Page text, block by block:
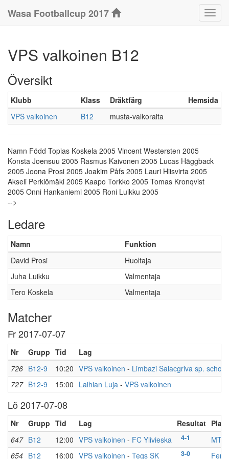
Wasa Footballcup 2017
VPS valkoinen B12
Översikt
Klubb Klass Dräktfärg
Hemsida
VPS valkoinen
B12 musta-valkoraita
Namn Född Topias Koskela 2005 Vincent Westersten 2005
Konsta Joensuu 2005 Rasmus Kaivonen 2005 Lucas Häggback
2005 Joona Prosi 2005 Joakim Påfs 2005 Lauri Hiisvirta 2005
Akseli Perkiömäki 2005 Kaapo Torkko 2005 Tomas Kronqvist
2005 Onni Hankaniemi 2005 Roni Luikku 2005
-->
Ledare
Namn
Funktion
David Prosi
Huoltaja
Juha Luikku
Valmentaja
Tero Koskela
Valmentaja
Matcher
Fr 2017-07-07
Nr Grupp Tid
Lag
726 B12-9 10:20 VPS valkoinen - Limbazi Salacgriva sp. school
727 B12-9 15:00 Laihian Luja - VPS valkoinen
Lö 2017-07-08
Nr Grupp Tid Lag Resultat Plats
647 B12 12:00 VPS valkoinen - FC Ylivieska 4-1
MTV
654 B12 16:00 VPS valkoinen - Tegs SK 3-0